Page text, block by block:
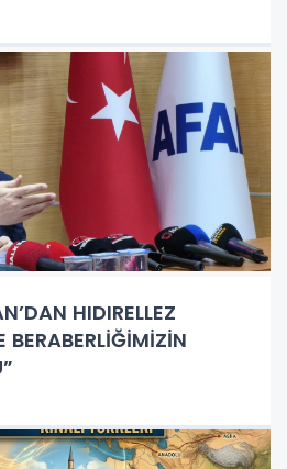
HIDIRELLEZ
BERABERLİĞİMİZİN